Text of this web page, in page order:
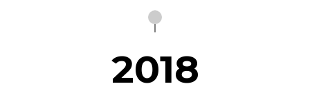
2018